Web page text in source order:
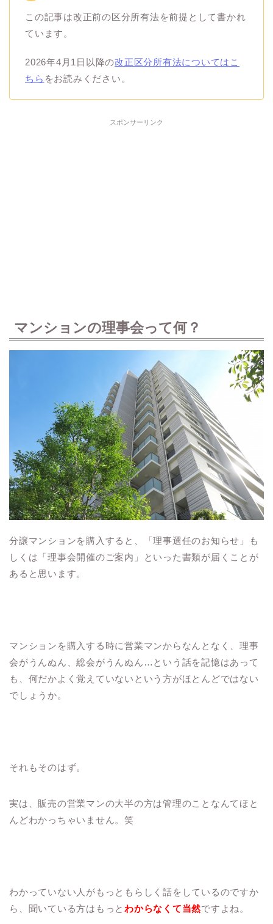
この記事は改正前の区分所有法を前提として書かれ
ています。
2026年4月1日以降の改正区分所有法についてはこ
ちら をお読みください。
スポンサーリンク
マンションの理事会って何？
分譲マンションを購入すると、「理事選任のお知らせ」も
しくは「理事会開催のご案内」といった書類が届くことが
あると思います。
マンションを購入する時に営業マンからなんとなく、理事
会がうんぬん、総会がうんぬん…という話を記憶はあって
も、何だかよく覚えていないという方がほとんどではない
でしょうか。
それもそのはず。
実は、販売の営業マンの大半の方は管理のことなんてほと
んどわかっちゃいません。笑
わかっていない人がもっともらしく話をしているのですか
ら、聞いている方はもっとわからなくて当然ですよね。